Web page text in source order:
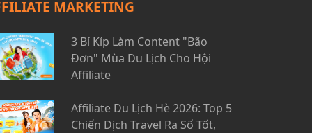
MARKETING
3 Bí Kíp Làm Content "Bão
Đơn" Mùa Du Lịch Cho Hội
Affiliate
Affiliate Du Lịch Hè 2026: Top 5
Chiến Dịch Travel Ra Số Tốt,